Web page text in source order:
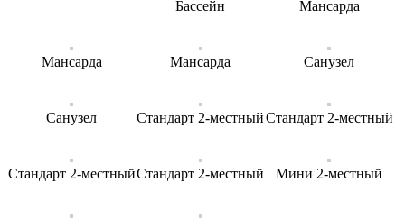
Бассейн Мансарда
Мансарда Мансарда Санузел
Санузел Стандарт 2-местныйСтандарт 2-местный
Стандарт 2-местныйСтандарт 2-местный Мини 2-местный